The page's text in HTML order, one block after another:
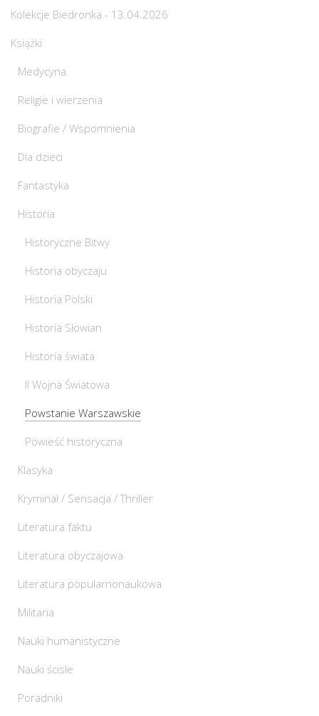
Kolekcje Biedronka - 13.04.2026
Książki
Medycyna
Religie i wierzenia
Biografie / Wspomnienia
Dla dzieci
Fantastyka
Historia
Historyczne Bitwy
Historia obyczaju
Historia Polski
Historia Słowian
Historia świata
II Wojna Światowa
Powstanie Warszawskie
Powieść historyczna
Klasyka
Kryminał / Sensacja / Thriller
Literatura faktu
Literatura obyczajowa
Literatura popularnonaukowa
Militaria
Nauki humanistyczne
Nauki ścisłe
Poradniki